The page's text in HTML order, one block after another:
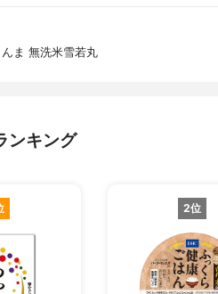
ま 無洗米雪若丸
ンキング
2位